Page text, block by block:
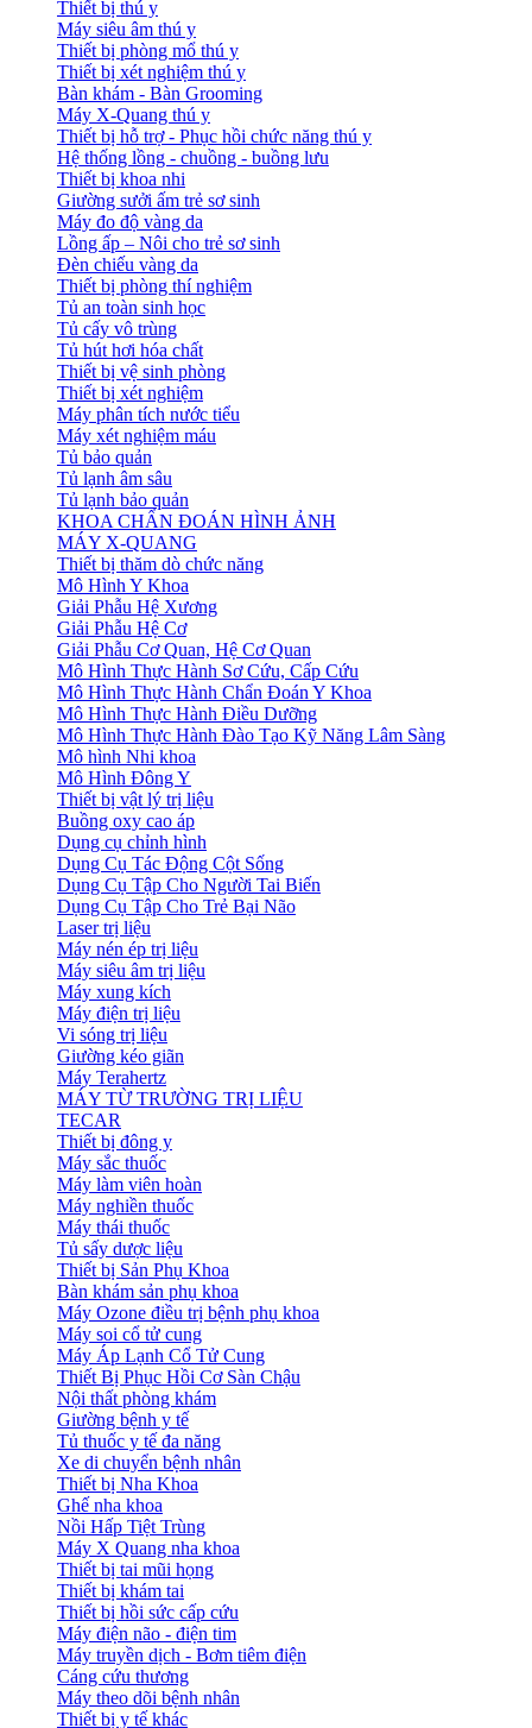
Thiết bị thú y
Máy siêu âm thú y
Thiết bị phòng mổ thú y
Thiết bị xét nghiệm thú y
Bàn khám - Bàn Grooming
Máy X-Quang thú y
Thiết bị hỗ trợ - Phục hồi chức năng thú y
Hệ thống lồng - chuồng - buồng lưu
Thiết bị khoa nhi
Giường sưởi ấm trẻ sơ sinh
Máy đo độ vàng da
Lồng ấp – Nôi cho trẻ sơ sinh
Đèn chiếu vàng da
Thiết bị phòng thí nghiệm
Tủ an toàn sinh học
Tủ cấy vô trùng
Tủ hút hơi hóa chất
Thiết bị vệ sinh phòng
Thiết bị xét nghiệm
Máy phân tích nước tiểu
Máy xét nghiệm máu
Tủ bảo quản
Tủ lạnh âm sâu
Tủ lạnh bảo quản
KHOA CHẨN ĐOÁN HÌNH ẢNH
MÁY X-QUANG
Thiết bị thăm dò chức năng
Mô Hình Y Khoa
Giải Phẫu Hệ Xương
Giải Phẫu Hệ Cơ
Giải Phẫu Cơ Quan, Hệ Cơ Quan
Mô Hình Thực Hành Sơ Cứu, Cấp Cứu
Mô Hình Thực Hành Chẩn Đoán Y Khoa
Mô Hình Thực Hành Điều Dưỡng
Mô Hình Thực Hành Đào Tạo Kỹ Năng Lâm Sàng
Mô hình Nhi khoa
Mô Hình Đông Y
Thiết bị vật lý trị liệu
Buồng oxy cao áp
Dụng cụ chỉnh hình
Dụng Cụ Tác Động Cột Sống
Dụng Cụ Tập Cho Người Tai Biến
Dụng Cụ Tập Cho Trẻ Bại Não
Laser trị liệu
Máy nén ép trị liệu
Máy siêu âm trị liệu
Máy xung kích
Máy điện trị liệu
Vi sóng trị liệu
Giường kéo giãn
Máy Terahertz
MÁY TỪ TRƯỜNG TRỊ LIỆU
TECAR
Thiết bị đông y
Máy sắc thuốc
Máy làm viên hoàn
Máy nghiền thuốc
Máy thái thuốc
Tủ sấy dược liệu
Thiết bị Sản Phụ Khoa
Bàn khám sản phụ khoa
Máy Ozone điều trị bệnh phụ khoa
Máy soi cổ tử cung
Máy Áp Lạnh Cổ Tử Cung
Thiết Bị Phục Hồi Cơ Sàn Chậu
Nội thất phòng khám
Giường bệnh y tế
Tủ thuốc y tế đa năng
Xe di chuyển bệnh nhân
Thiết bị Nha Khoa
Ghế nha khoa
Nồi Hấp Tiệt Trùng
Máy X Quang nha khoa
Thiết bị tai mũi họng
Thiết bị khám tai
Thiết bị hồi sức cấp cứu
Máy điện não - điện tim
Máy truyền dịch - Bơm tiêm điện
Cáng cứu thương
Máy theo dõi bệnh nhân
Thiết bị y tế khác